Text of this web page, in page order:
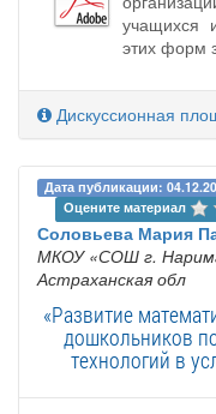
учащихся
этих форм
Дискуссионная
Дата публикации:
Оцените материал
Соловьева Мария
МКОУ «СОШ г.
Астраханская обл
«Развитие
дошкольников
технологий в